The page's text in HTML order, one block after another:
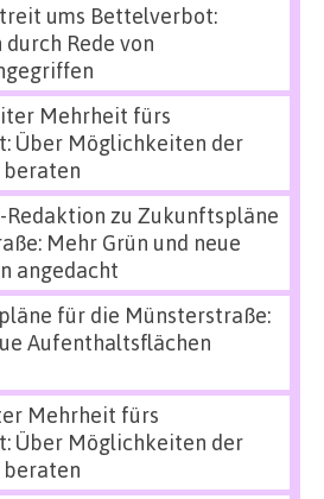
ums Bettelverbot:
Rede von
Mehrheit fürs
Über Möglichkeiten der
beraten
zu Zukunftspläne
Mehr Grün und neue
angedacht
für die Münsterstraße:
Aufenthaltsflächen
Mehrheit fürs
Über Möglichkeiten der
beraten